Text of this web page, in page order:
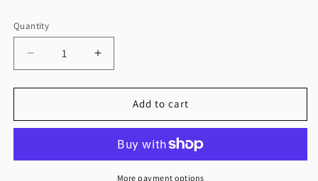
Quantity
Quantity
Decrease
quantity
for
Charmi
Increase
quantity
for
Collana
Charmi
gold
Add to cart
More payment options